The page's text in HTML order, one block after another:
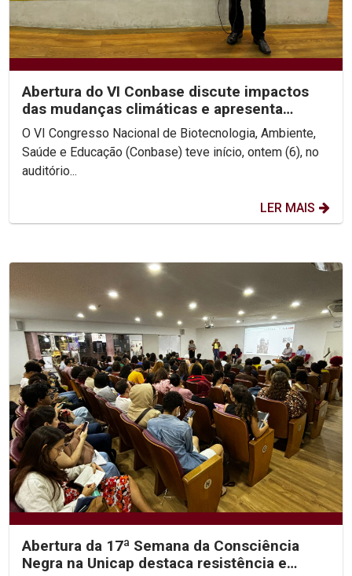
Abertura do VI Conbase discute impactos
das mudanças climáticas e apresenta
projeto de...
O VI Congresso Nacional de Biotecnologia, Ambiente,
Saúde e Educação (Conbase) teve início, ontem (6), no
auditório...
LER MAIS
Abertura da 17ª Semana da Consciência
Negra na Unicap destaca resistência e